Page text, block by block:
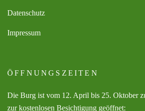
Datenschutz
Impressum
ÖFFNUNGSZEITEN
Die Burg ist vom 12. April bis 25. Oktober
zur kostenlosen Besichtigung geöffnet: